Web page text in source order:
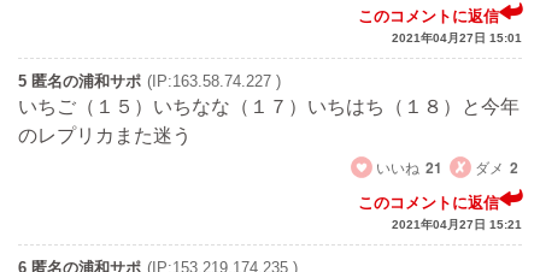
このコメントに返信
2021年04月27日 15:01
5 匿名の浦和サポ (IP:163.58.74.227 )
いちご（１５）いちなな（１７）いちはち（１８）と今年
のレプリカまた迷う
いいね 21 ダメ 2
このコメントに返信
2021年04月27日 15:21
6 匿名の浦和サポ (IP:153.219.174.235 )